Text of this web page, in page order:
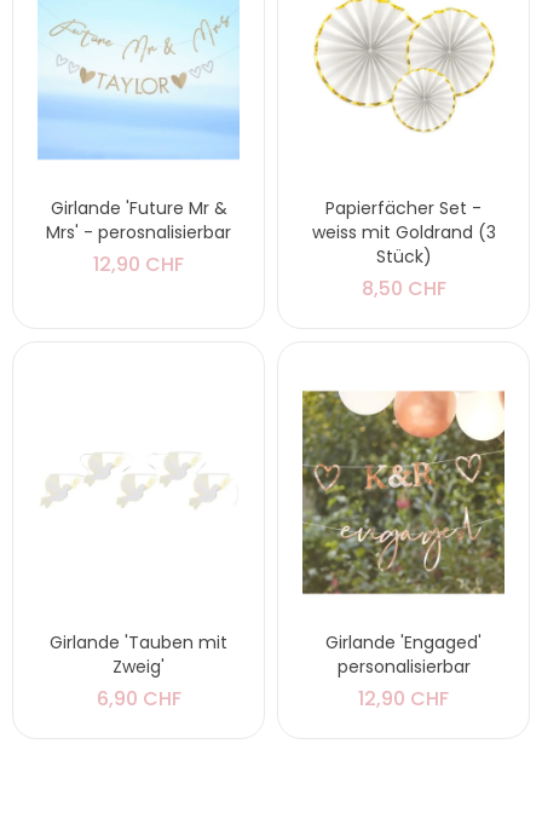
Girlande 'Future Mr &
Mrs' - perosnalisierbar
12,90 CHF
Papierfächer Set -
weiss mit Goldrand (3
Stück)
8,50 CHF
Girlande 'Tauben mit
Zweig'
6,90 CHF
Girlande 'Engaged'
personalisierbar
12,90 CHF